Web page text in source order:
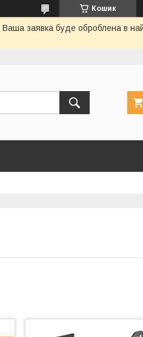
Кошик
Ваша заявка буде оброблена в